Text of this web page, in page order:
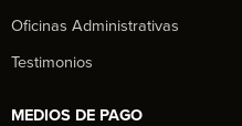
Oficinas Administrativas
Testimonios
MEDIOS DE PAGO